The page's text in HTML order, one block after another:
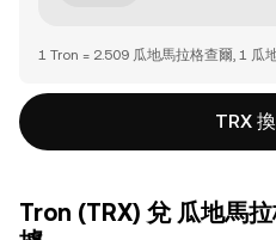
1 Tron = 2.509 瓜地馬拉格查爾, 1 瓜
TRX
Tron (TRX) 兌 瓜地馬